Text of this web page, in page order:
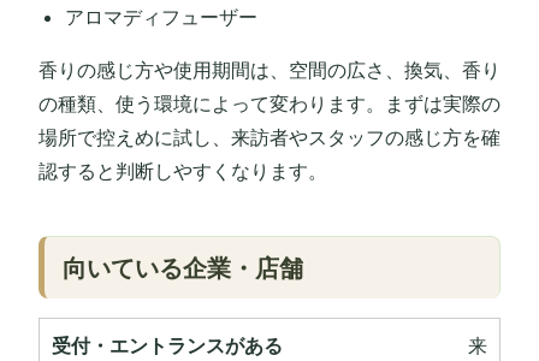
アロマディフューザー
香りの感じ方や使用期間は、空間の広さ、換気、香り
の種類、使う環境によって変わります。まずは実際の
場所で控えめに試し、来訪者やスタッフの感じ方を確
認すると判断しやすくなります。
向いている企業・店舗
受付・エントランスがある
来